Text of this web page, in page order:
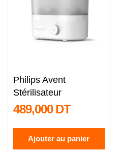
Philips Avent
Stérilisateur
489,000 DT
Ajouter au panier